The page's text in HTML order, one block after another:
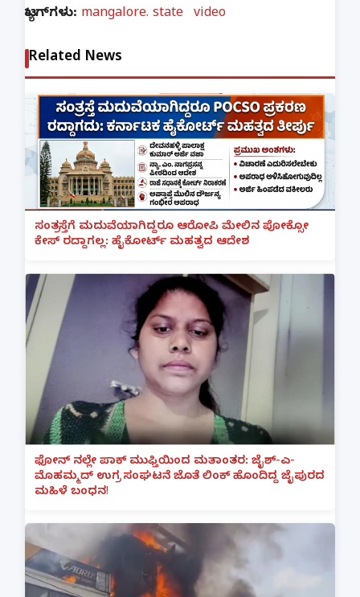
ಟ್ಯಾಗ್‌ಗಳು: mangalore. state video
Related News
ಸಂತ್ರಸ್ತೆಗೆ ಮದುವೆಯಾಗಿದ್ದರೂ ಆರೋಪಿ ಮೇಲಿನ ಪೋಕ್ಸೋ
ಕೇಸ್ ರದ್ದಾಗಲ್ಲ: ಹೈಕೋರ್ಟ್ ಮಹತ್ವದ ಆದೇಶ
ಫೋನ್ ನಲ್ಲೇ ಪಾಕ್ ಮುಫ್ತಿಯಿಂದ ಮತಾಂತರ: ಜೈಶ್-ಎ-
ಮೊಹಮ್ಮದ್ ಉಗ್ರ ಸಂಘಟನೆ ಜೊತೆ ಲಿಂಕ್ ಹೊಂದಿದ್ದ ಜೈಪುರದ
ಮಹಿಳೆ ಬಂಧನ!